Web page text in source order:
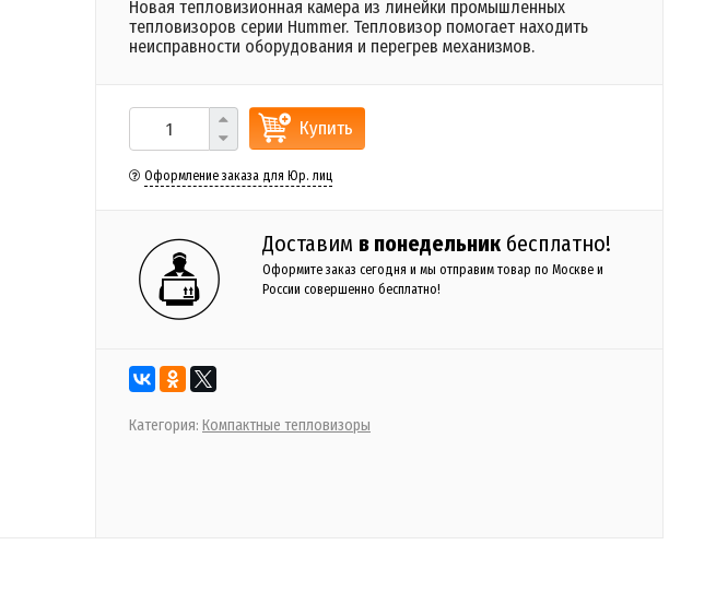
Новая тепловизионная камера из линейки промышленных
тепловизоров серии Hummer. Тепловизор помогает находить
неисправности оборудования и перегрев механизмов.
Купить
Оформление заказа для Юр. лиц
Доставим в понедельник бесплатно!
Оформите заказ сегодня и мы отправим товар по Москве и
России совершенно бесплатно!
Категория: Компактные тепловизоры